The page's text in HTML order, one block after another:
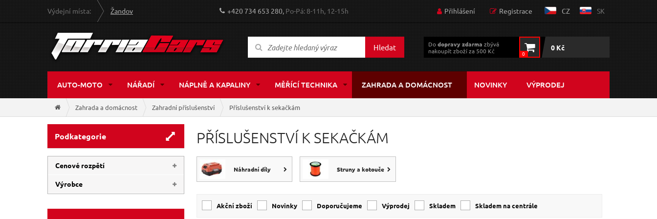
Výdejní místa: Žandov +420 734 653 280,Po-Pá: 8-11h, 12-15h Přihlášení Registrace CZ SK
Hledat Dodopravy zdarma zbývá
nakoupit zboží za 500 Kč
0
0 Kč
AUTO-MOTO NÁŘADÍ NÁPLNĚ A KAPALINY MĚŘÍCÍ TECHNIKA ZAHRADA A DOMÁCNOST NOVINKY VÝPRODEJ
Zahrada a domácnost Zahradní příslušenství Příslušenství k sekačkám
Podkategorie
Cenové rozpětí
23 Kč 1 948 Kč
Výrobce
PŘÍSLUŠENSTVÍ K SEKAČKÁM
Náhradní díly Struny a kotouče
Akční zboží Novinky Doporučujeme Výprodej skladem skladem na centrále